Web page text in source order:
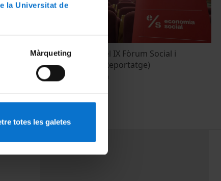
la Universitat de
Màrqueting
totes les galetes
Inauguració del IX Fòrum Social i
Emprenedor (Reportatge)
28 Octubre, 2019
PEU 3
Contacto